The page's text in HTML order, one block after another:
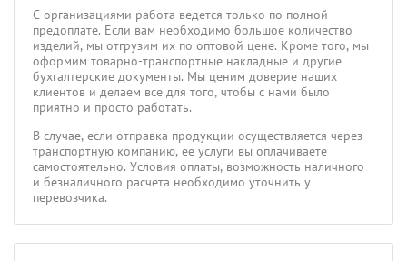
С организациями работа ведется только по полной
предоплате. Если вам необходимо большое количество
изделий, мы отгрузим их по оптовой цене. Кроме того, мы
оформим товарно-транспортные накладные и другие
бухгалтерские документы. Мы ценим доверие наших
клиентов и делаем все для того, чтобы с нами было
приятно и просто работать.
В случае, если отправка продукции осуществляется через
транспортную компанию, ее услуги вы оплачиваете
самостоятельно. Условия оплаты, возможность наличного
и безналичного расчета необходимо уточнить у
перевозчика.